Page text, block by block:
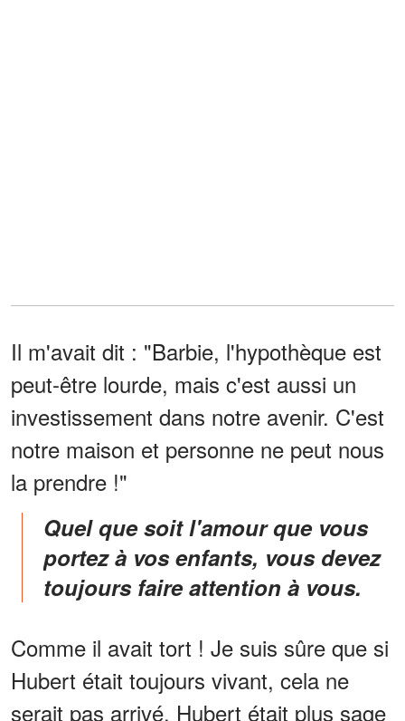
Il m'avait dit : "Barbie, l'hypothèque est
peut-être lourde, mais c'est aussi un
investissement dans notre avenir. C'est
notre maison et personne ne peut nous
la prendre !"
Quel que soit l'amour que vous
portez à vos enfants, vous devez
toujours faire attention à vous.
Comme il avait tort ! Je suis sûre que si
Hubert était toujours vivant, cela ne
serait pas arrivé. Hubert était plus sage